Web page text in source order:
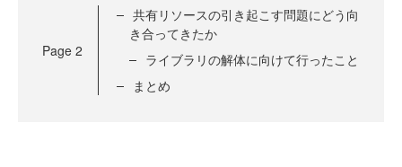
Page 2
共有リソースの引き起こす問題にどう向
き合ってきたか
ライブラリの解体に向けて行ったこと
まとめ